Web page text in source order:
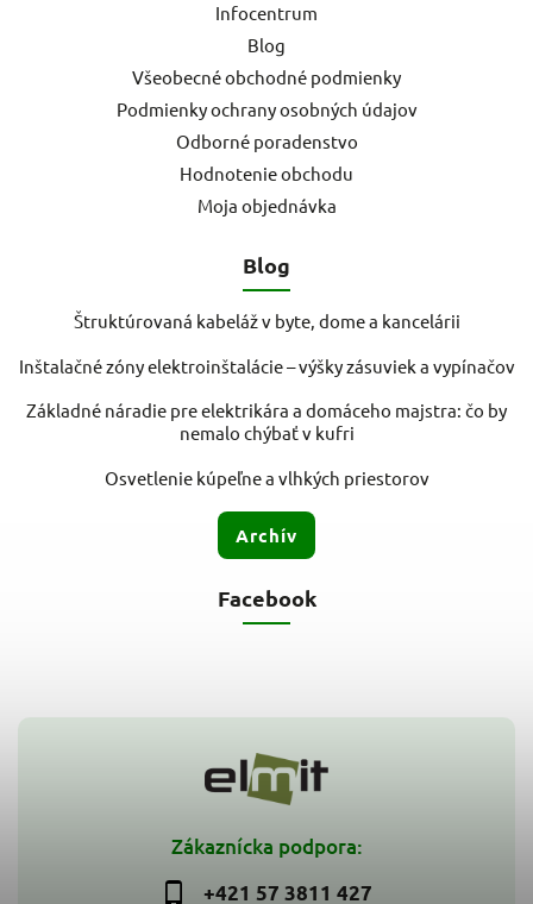
Zákaznícka podpora:
+421 57 3811 427
Infocentrum
Blog
Všeobecné obchodné podmienky
Podmienky ochrany osobných údajov
Odborné poradenstvo
Hodnotenie obchodu
Moja objednávka
Blog
Štruktúrovaná kabeláž v byte, dome a kancelárii
Inštalačné zóny elektroinštalácie – výšky zásuviek a vypínačov
Základné náradie pre elektrikára a domáceho majstra: čo by
nemalo chýbať v kufri
Osvetlenie kúpeľne a vlhkých priestorov
Archív
Facebook